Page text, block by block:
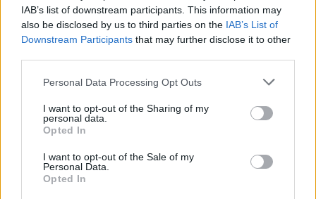
IAB’s list of downstream participants. This information may
also be disclosed by us to third parties on the IAB’s List of
Downstream Participants that may further disclose it to other
Personal Data Processing Opt Outs
I want to opt-out of the Sharing of my
personal data.
Opted In
I want to opt-out of the Sale of my
Personal Data.
Opted In